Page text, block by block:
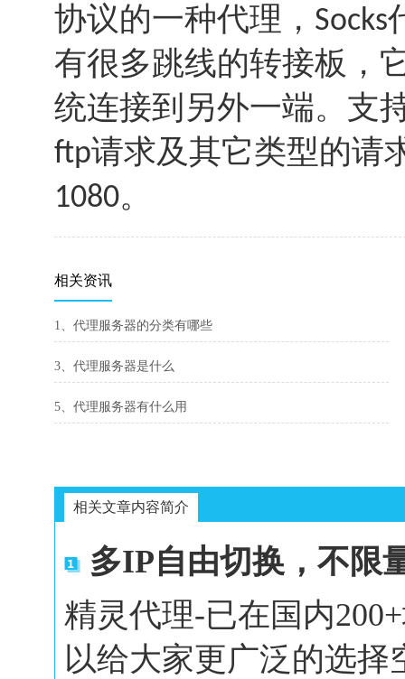
协议的一种代理， Socks
有很多跳线的转接板，
统连接到另外一端。支
ftp请求及其它类型的请
1080。
相关资讯
1、代理服务器的分类有哪些
3、代理服务器是什么
5、代理服务器有什么用
相关文章内容简介
多IP自由切换，不限
精灵代理-已在国内
以给大家更广泛的选择